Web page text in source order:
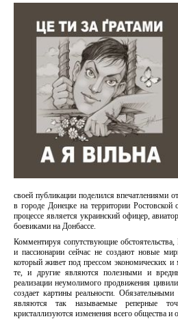
своей публикации поделился впечатлениями
в городе Донецке на территории
процессе является украинский офицер,
боевиками на Донбассе.
Комментируя сопутствующие
и пассионарии сейчас не создают новые
который живет под прессом экономических
те, и другие являются полезными и
реализации неумолимого продвижения
создает картины реальности.
являются так называемые реперные
кристаллизуются изменения всего общества и